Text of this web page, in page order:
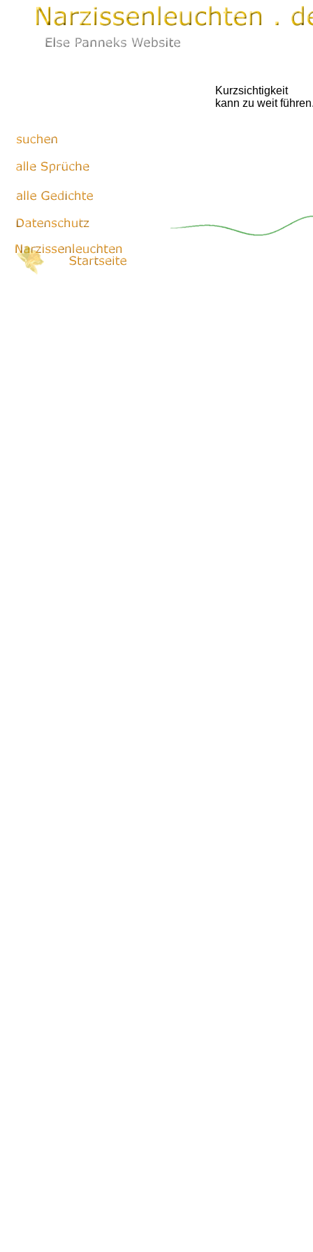
Kurzsichtigkeit
kann zu weit